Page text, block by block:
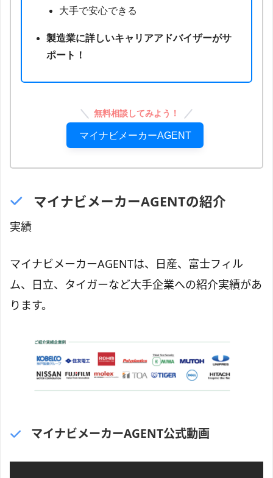
大手で安心できる
製造業に詳しいキャリアアドバイザーがサ
ポート！
無料相談してみよう！
マイナビメーカーAGENT
マイナビメーカーAGENTの紹介
実績
マイナビメーカーAGENTは、日産、富士フィル
ム、日立、タイガーなど大手企業への紹介実績があ
ります。
マイナビメーカーAGENT公式動画